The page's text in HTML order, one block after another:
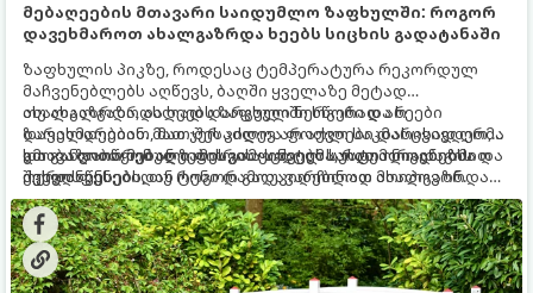
მებაღეების მთავარი საიდუმლო ზაფხულში: როგორ
დავეხმაროთ ახალგაზრდა ხეებს სიცხის გადატანაში
ზაფხულის პიკზე, როდესაც ტემპერატურა რეკორდულ
მაჩვენებლებს აღწევს, ბაღში ყველაზე მეტად
ახალგაზრდა, ახლად დარგული ნერგები და ხეები
ზარალდებიან. მათ ჯერ კიდევ არ აქვთ საკმარისად ღრმა
და განვითარებული ფესვთა სისტემა, რათა ნიადაგის
ქვედა ფენებიდან ტენი დამოუკიდებლად მოიპოვონ.
თუ ახალგაზრდა ხეებს ზაფხულში სწორად არ
დავეხმარებით, მათ შესაძლოა ფოთლები დასცვივდეთ,
ხმობა დაიწყონ ან ზამთრის ყინვებს სუსტი ორგანიზმით
შეხვდნენ.
გთავაზობთ მებაღეების გამოცდილ საიდუმლოებებსა და
ოქროს წესებს, თუ როგორ გადავარჩინოთ ახალგაზრდა
ხეები ზაფხულის სიცხეში: